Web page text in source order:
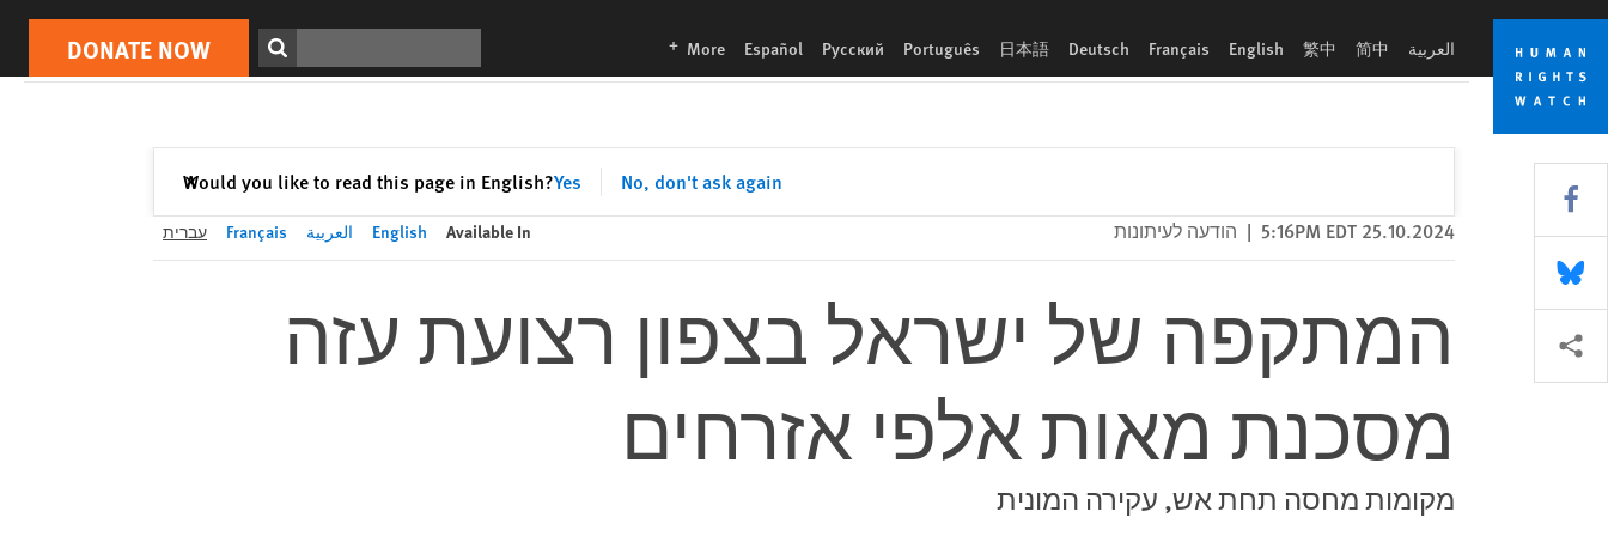
Skip
cookie
privacy
notice
Skip
main
content
العربية 简中
繁中
English
Français
Deutsch
日本語
Português
Русский
Español
More
languages
DONATE NOW
Would you like to read this page in English?Yes No, don't ask again
✕Close
Print
DONATE NOW
25.10.2024 5:16PM EDT
| הודעה לעיתונות Available In
English العربية Français עברית
המתקפה של ישראל בצפון רצועת עזה
מסכנת מאות אלפי אזרחים
מקומות מחסה תחת אש, עקירה המונית
Share this via Facebook
Share this via Bluesky
More sharing options